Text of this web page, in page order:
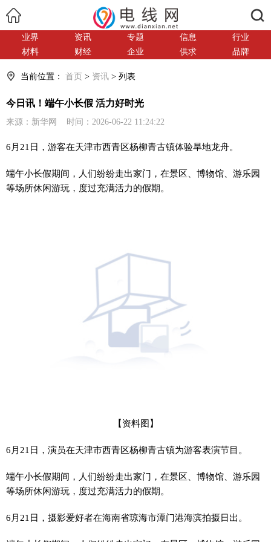
业界 资讯 专题 信息
行业
材料
财经 企业 供求 品牌
当前位置： 首页 > 资讯 > 列表
今日讯！端午小长假 活力好时光
来源：新华网 时间：2026-06-22 11:24:22
6月21日，游客在天津市西青区杨柳青古镇体验旱地龙舟。
端午小长假期间，人们纷纷走出家门，在景区、博物馆、游乐园
等场所休闲游玩，度过充满活力的假期。
【资料图】
6月21日，演员在天津市西青区杨柳青古镇为游客表演节目。
端午小长假期间，人们纷纷走出家门，在景区、博物馆、游乐园
等场所休闲游玩，度过充满活力的假期。
6月21日，摄影爱好者在海南省琼海市潭门港海滨拍摄日出。